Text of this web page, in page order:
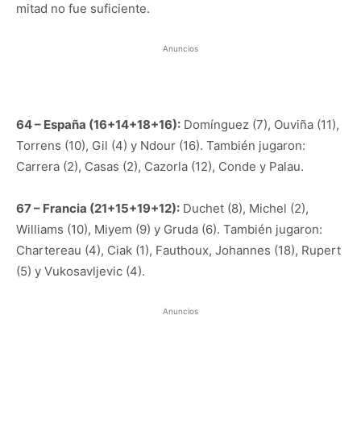
mitad no fue suficiente.
Anuncios
64 – España (16+14+18+16): Domínguez (7), Ouviña (11),
Torrens (10), Gil (4) y Ndour (16). También jugaron:
Carrera (2), Casas (2), Cazorla (12), Conde y Palau.
67 – Francia (21+15+19+12): Duchet (8), Michel (2),
Williams (10), Miyem (9) y Gruda (6). También jugaron:
Chartereau (4), Ciak (1), Fauthoux, Johannes (18), Rupert
(5) y Vukosavljevic (4).
Anuncios